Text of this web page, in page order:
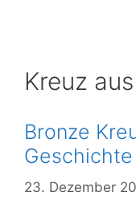
Kreuz
Bronze
23. Dezember